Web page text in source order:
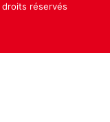
réservés